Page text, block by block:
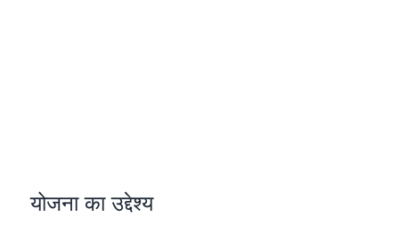
योजना का उद्देश्य